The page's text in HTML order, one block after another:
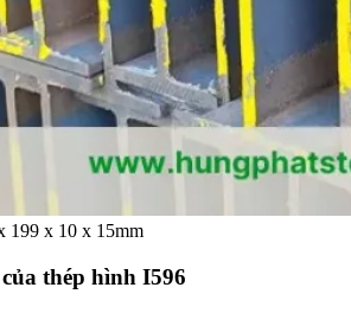
199 x 10 x 15mm
thép hình I596